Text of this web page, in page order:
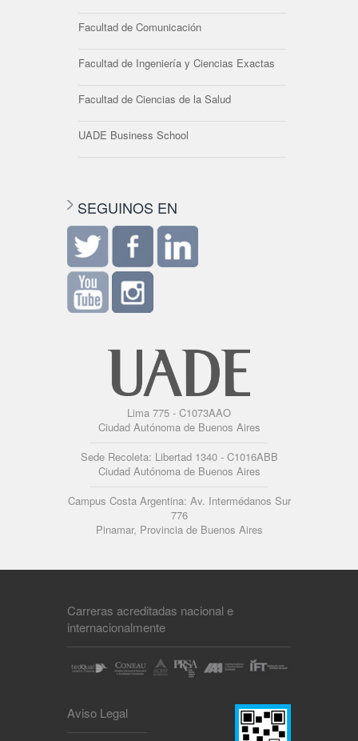
Facultad de Comunicación
Facultad de Ingeniería y Ciencias Exactas
Facultad de Ciencias de la Salud
UADE Business School
SEGUINOS EN
Lima 775 - C1073AAO
Ciudad Autónoma de Buenos Aires
Sede Recoleta: Libertad 1340 - C1016ABB
Ciudad Autónoma de Buenos Aires
Campus Costa Argentina: Av. Intermédanos Sur
776
Pinamar, Provincia de Buenos Aires
Carreras acreditadas nacional e
internacionalmente
Aviso Legal